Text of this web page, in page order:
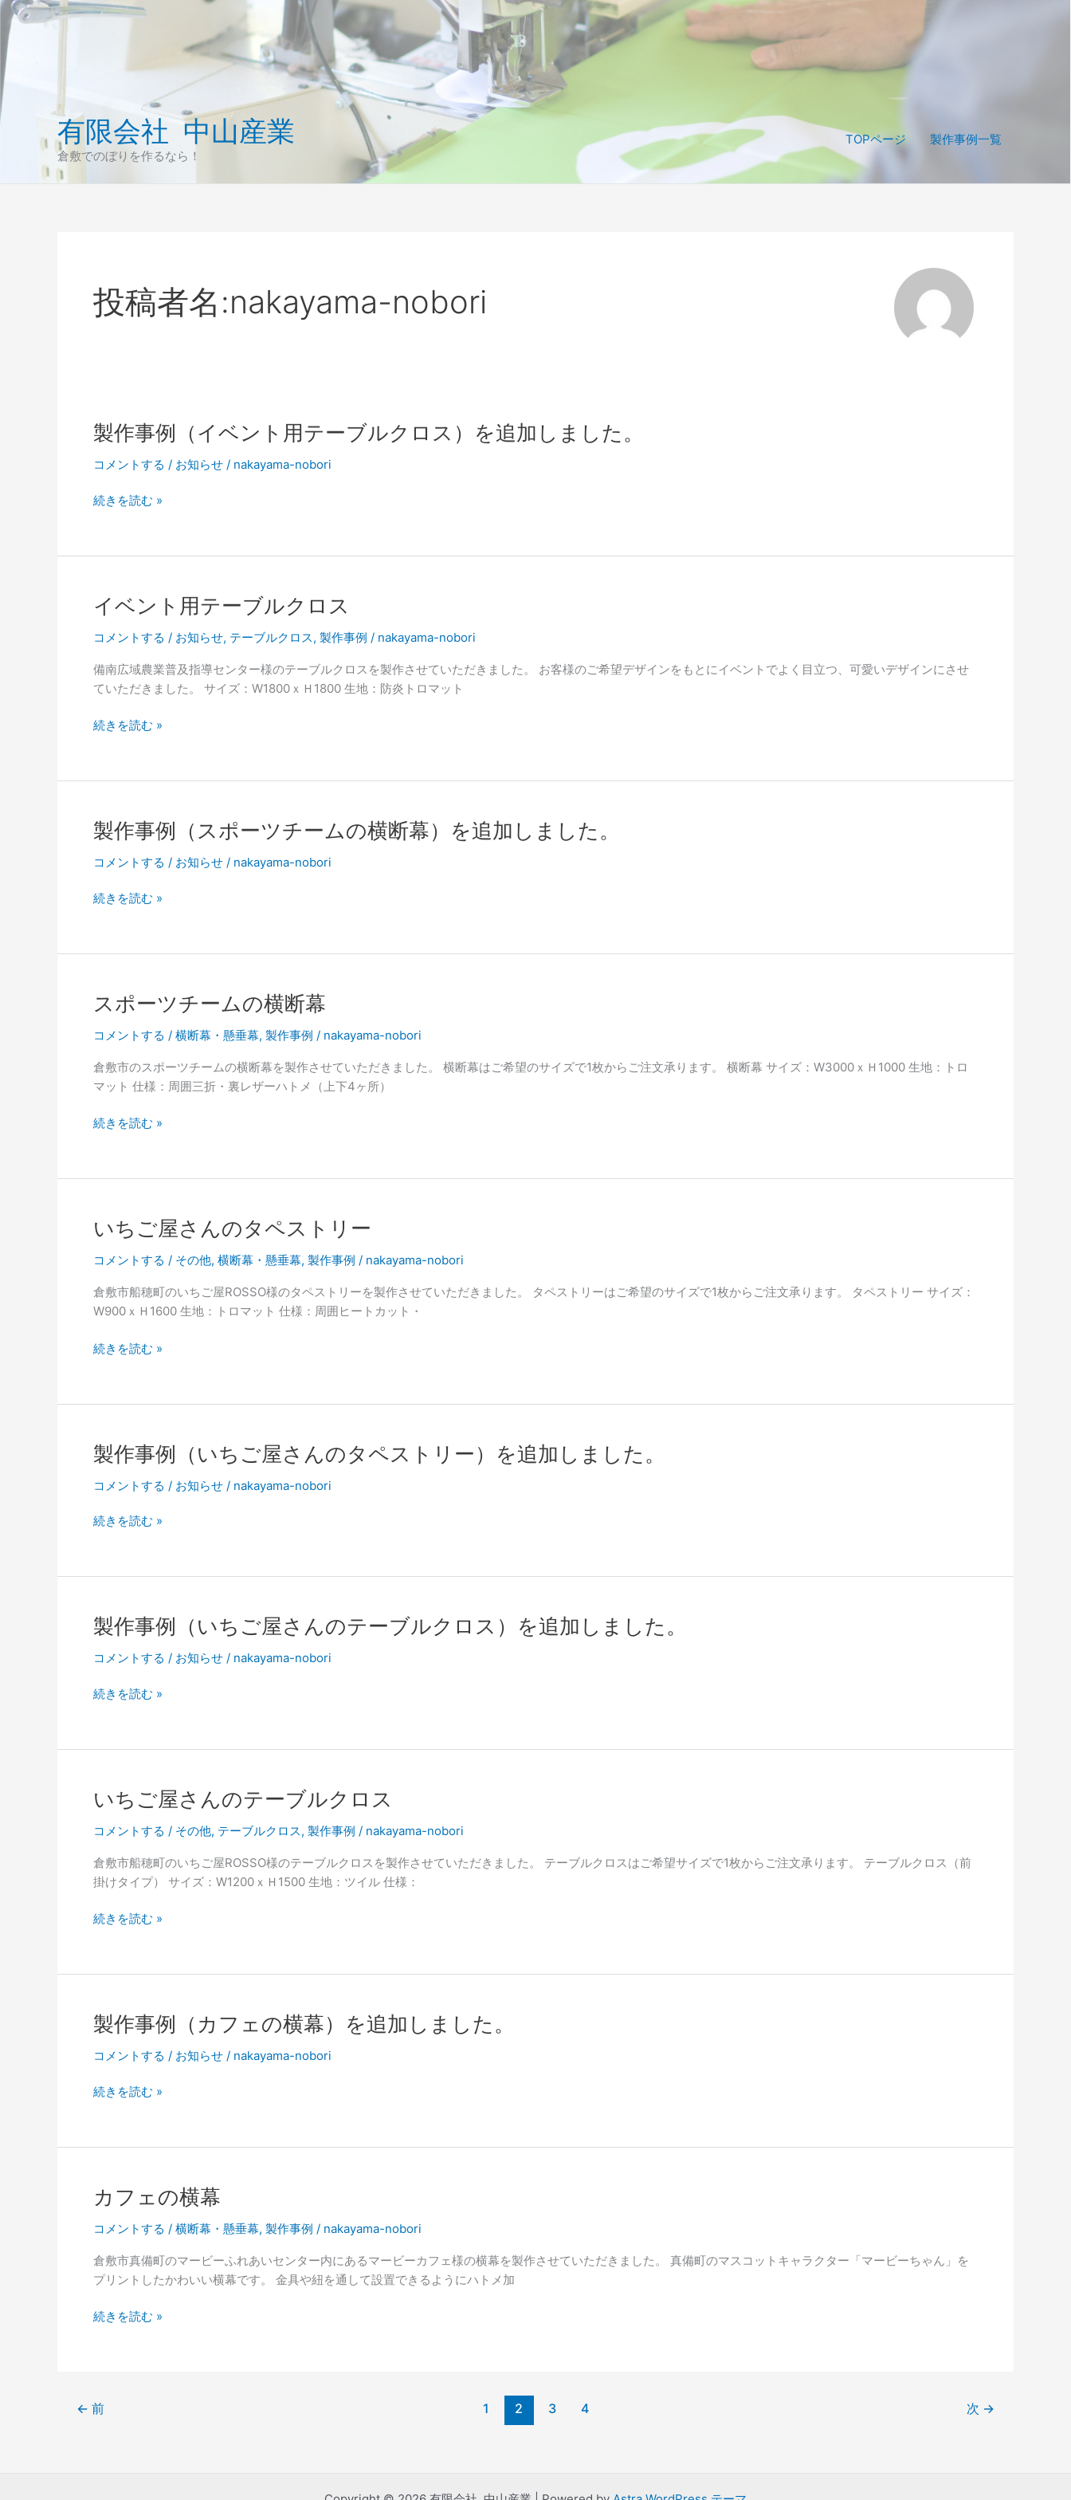
内
容
を
ス
キ
ッ
プ
有限会社 中山産業
倉敷でのぼりを作るなら！
TOPページ 製作事例一覧
投稿者名:nakayama-nobori
製作事例（イベント用テーブルクロス）を追加しました。
コメントする / お知らせ / nakayama-nobori
製
例
ン
ト
テ
ー
ル
ス）
追
加
し
し
続きを読む »
イベント用テーブルクロス
コメントする / お知らせ, テーブルクロス, 製作事例 / nakayama-nobori
備南広域農業普及指導センター様のテーブルクロスを製作させていただきました。 お客様のご希望デザインをもとにイベントでよく目立つ、可愛いデザインにさせ
ていただきました。 サイズ：W1800ｘＨ1800 生地：防炎トロマット
イ
ト
テ
ー
ブ
ク
続きを読む »
製作事例（スポーツチームの横断幕）を追加しました。
コメントする / お知らせ / nakayama-nobori
製
例
ー
ツ
ー
ム
横
を
加
し
ま
た。
続きを読む »
スポーツチームの横断幕
コメントする / 横断幕・懸垂幕, 製作事例 / nakayama-nobori
倉敷市のスポーツチームの横断幕を製作させていただきました。 横断幕はご希望のサイズで1枚からご注文承ります。 横断幕 サイズ：W3000ｘＨ1000 生地：トロ
マット 仕様：周囲三折・裏レザーハトメ（上下4ヶ所）
ス
ツ
ム
の
断
幕
続きを読む »
いちご屋さんのタペストリー
コメントする / その他, 横断幕・懸垂幕, 製作事例 / nakayama-nobori
倉敷市船穂町のいちご屋ROSSO様のタペストリーを製作させていただきました。 タペストリーはご希望のサイズで1枚からご注文承ります。 タペストリー サイズ：
W900ｘＨ1600 生地：トロマット 仕様：周囲ヒートカット・
い
屋
ん
の
タ
ス
ー
続きを読む »
製作事例（いちご屋さんのタペストリー）を追加しました。
コメントする / お知らせ / nakayama-nobori
製
例
ち
ご
屋
ん
ペ
リ
ー）
追
加
ま
続きを読む »
製作事例（いちご屋さんのテーブルクロス）を追加しました。
コメントする / お知らせ / nakayama-nobori
製
例
ご
屋
ん
の
ー
ク
ス）
を
追
し
た。
続きを読む »
いちご屋さんのテーブルクロス
コメントする / その他, テーブルクロス, 製作事例 / nakayama-nobori
倉敷市船穂町のいちご屋ROSSO様のテーブルクロスを製作させていただきました。 テーブルクロスはご希望サイズで1枚からご注文承ります。 テーブルクロス（前
掛けタイプ） サイズ：W1200ｘＨ1500 生地：ツイル 仕様：
い
屋
ん
の
テ
ブ
ロ
続きを読む »
製作事例（カフェの横幕）を追加しました。
コメントする / お知らせ / nakayama-nobori
製
例
フ
ェ
の
幕）
を
加
続きを読む »
カフェの横幕
コメントする / 横断幕・懸垂幕, 製作事例 / nakayama-nobori
倉敷市真備町のマービーふれあいセンター内にあるマービーカフェ様の横幕を製作させていただきました。 真備町のマスコットキャラクター「マービーちゃん」を
プリントしたかわいい横幕です。 金具や紐を通して設置できるようにハトメ加
カ
幕
続きを読む »
← 前 1 2 3 4 次 →